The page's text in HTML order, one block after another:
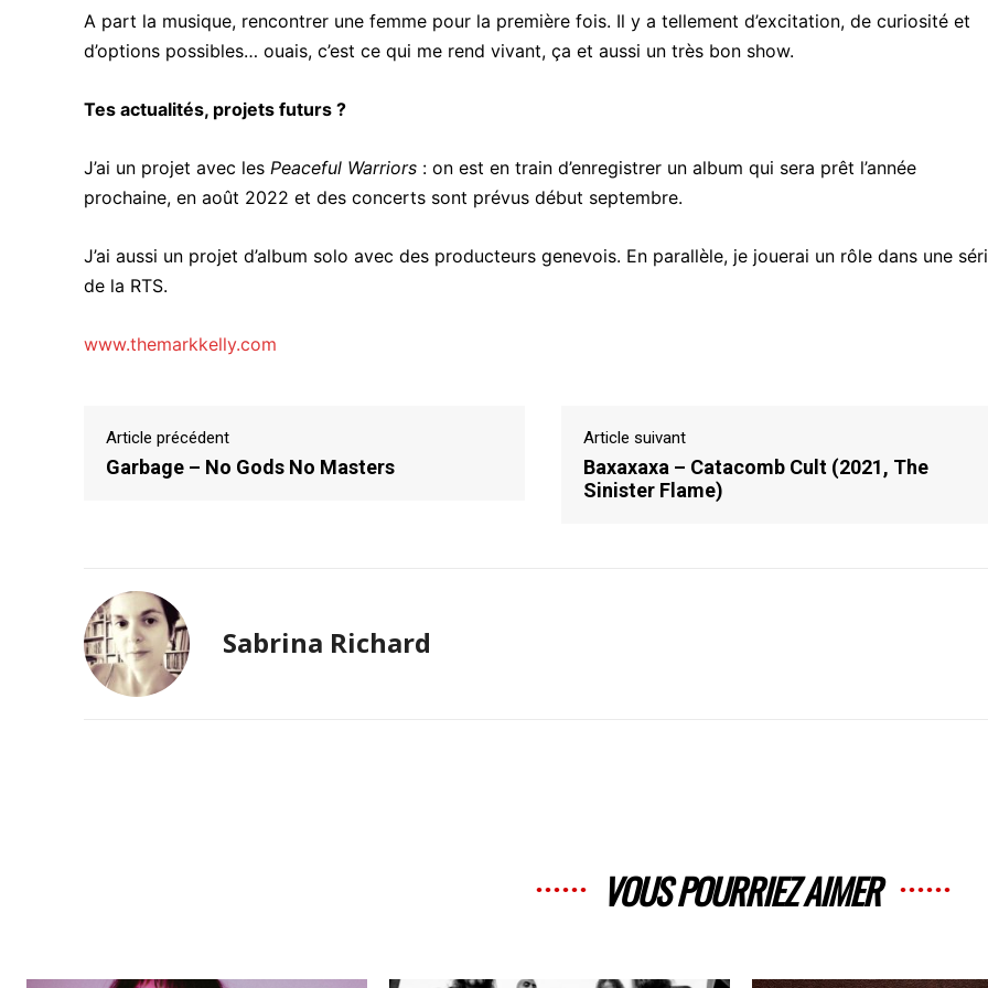
A part la musique, rencontrer une femme pour la première fois. Il y a tellement d’excitation, de curiosité et
d’options possibles… ouais, c’est ce qui me rend vivant, ça et aussi un très bon show.
Tes actualités, projets futurs ?
J’ai un projet avec les Peaceful Warriors : on est en train d’enregistrer un album qui sera prêt l’année
prochaine, en août 2022 et des concerts sont prévus début septembre.
J’ai aussi un projet d’album solo avec des producteurs genevois. En parallèle, je jouerai un rôle dans une
de la RTS.
www.themarkkelly.com
Article précédent
Garbage – No Gods No Masters
Article suivant
Baxaxaxa – Catacomb Cult (2021, The
Sinister Flame)
Sabrina Richard
VOUS POURRIEZ AIMER